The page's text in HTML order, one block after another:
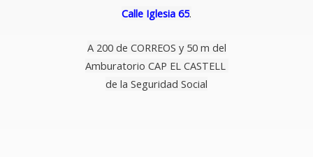
Calle Iglesia 65.
A 200 de CORREOS y 50 m del
Amburatorio CAP EL CASTELL
de la Seguridad Social